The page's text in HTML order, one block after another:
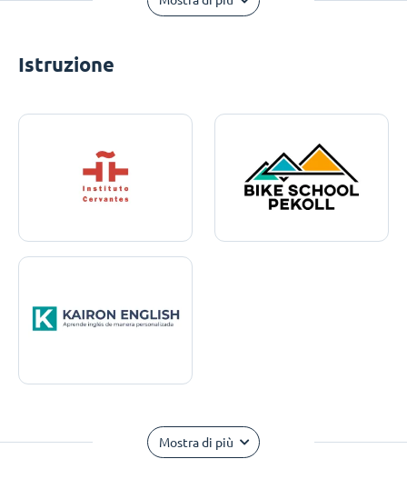
Istruzione
Mostra di più